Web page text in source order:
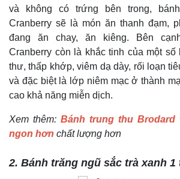
và không có trứng bên trong,
Cranberry sẽ là món ăn thanh đạm,
đang ăn chay, ăn kiêng. Bên
Cranberry còn là khắc tinh của một
thư, thấp khớp, viêm dạ dày, rối loạn
và đặc biệt là lớp niêm mạc ở thành
cao khả năng miễn dịch.
Xem thêm: Bánh trung thu Brodard
ngon hơn chất lượng hơn
2. Bánh trăng ngũ sắc trà xanh